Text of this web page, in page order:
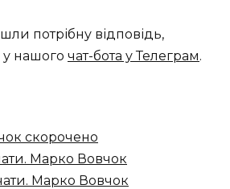
потрібну відповідь,
у нашого чат-бота у Телеграм.
скорочено
Марко Вовчок
Марко Вовчок